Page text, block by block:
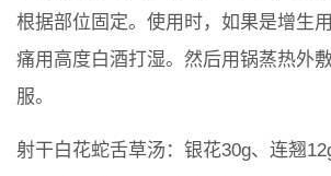
根据部位固定。使用时，如果是增生
痛用高度白酒打湿。然后用锅蒸热外
服。
射干白花蛇舌草汤：银花30g、连翘